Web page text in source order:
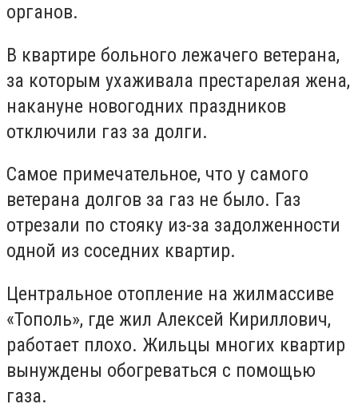
органов.
В квартире больного лежачего ветерана,
за которым ухаживала престарелая жена,
накануне новогодних праздников
отключили газ за долги.
Самое примечательное, что у самого
ветерана долгов за газ не было. Газ
отрезали по стояку из-за задолженности
одной из соседних квартир.
Центральное отопление на жилмассиве
«Тополь», где жил Алексей Кириллович,
работает плохо. Жильцы многих квартир
вынуждены обогреваться с помощью
газа.